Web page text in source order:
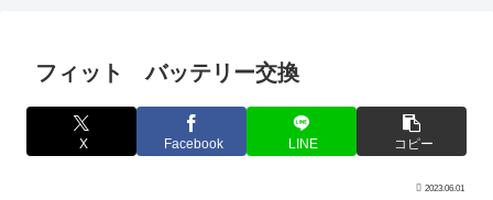
フィット バッテリー交換
X Facebook LINE コピー
2023.06.01